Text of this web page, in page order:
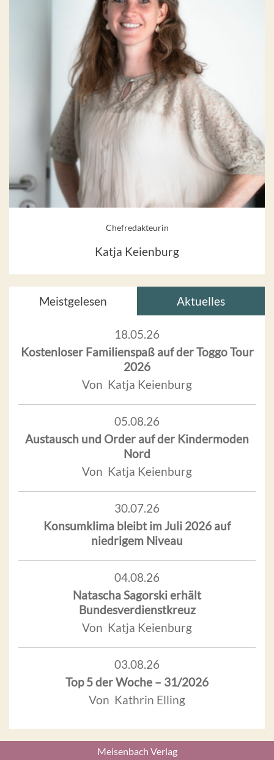
Chefredakteurin
Katja Keienburg
Meistgelesen Aktuelles
18.05.26
Kostenloser Familienspaß auf der Toggo Tour
2026
Von Katja Keienburg
05.08.26
Austausch und Order auf der Kindermoden
Nord
Von Katja Keienburg
30.07.26
Konsumklima bleibt im Juli 2026 auf
niedrigem Niveau
04.08.26
Natascha Sagorski erhält
Bundesverdienstkreuz
Von Katja Keienburg
03.08.26
Top 5 der Woche – 31/2026
Von Kathrin Elling
Meisenbach Verlag